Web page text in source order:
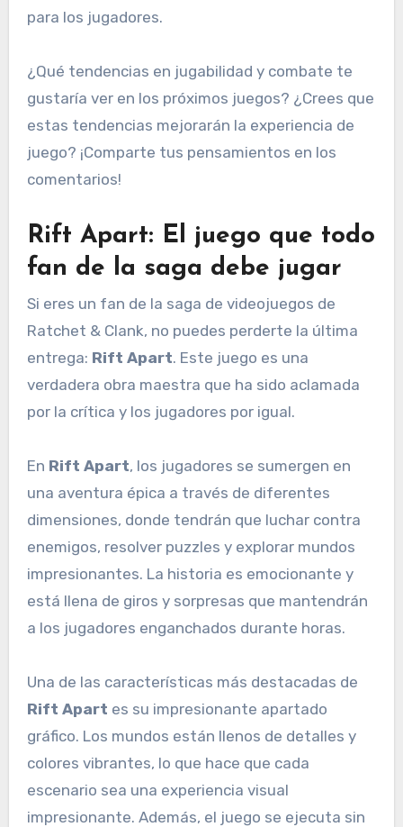
para los jugadores.
¿Qué tendencias en jugabilidad y combate te
gustaría ver en los próximos juegos? ¿Crees que
estas tendencias mejorarán la experiencia de
juego? ¡Comparte tus pensamientos en los
comentarios!
Rift Apart: El juego que todo
fan de la saga debe jugar
Si eres un fan de la saga de videojuegos de
Ratchet & Clank, no puedes perderte la última
entrega: Rift Apart. Este juego es una
verdadera obra maestra que ha sido aclamada
por la crítica y los jugadores por igual.
En Rift Apart, los jugadores se sumergen en
una aventura épica a través de diferentes
dimensiones, donde tendrán que luchar contra
enemigos, resolver puzzles y explorar mundos
impresionantes. La historia es emocionante y
está llena de giros y sorpresas que mantendrán
a los jugadores enganchados durante horas.
Una de las características más destacadas de
Rift Apart es su impresionante apartado
gráfico. Los mundos están llenos de detalles y
colores vibrantes, lo que hace que cada
escenario sea una experiencia visual
impresionante. Además, el juego se ejecuta sin